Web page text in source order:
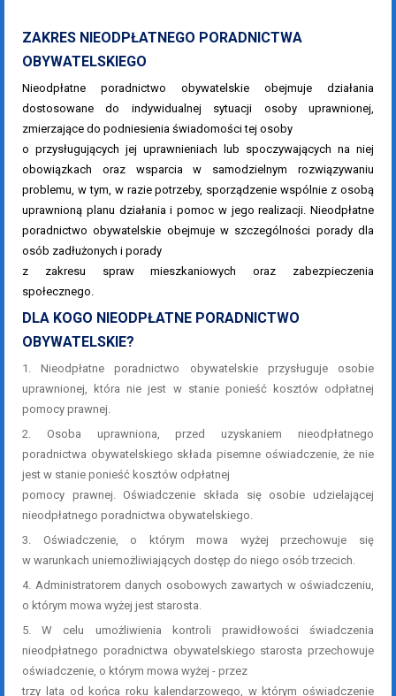
ZAKRES NIEODPŁATNEGO PORADNICTWA
OBYWATELSKIEGO
Nieodpłatne poradnictwo obywatelskie obejmuje działania
dostosowane do indywidualnej sytuacji osoby uprawnionej,
zmierzające do podniesienia świadomości tej osoby
o przysługujących jej uprawnieniach lub spoczywających na niej
obowiązkach oraz wsparcia w samodzielnym rozwiązywaniu
problemu, w tym, w razie potrzeby, sporządzenie wspólnie z osobą
uprawnioną planu działania i pomoc w jego realizacji. Nieodpłatne
poradnictwo obywatelskie obejmuje w szczególności porady dla
osób zadłużonych i porady
z zakresu spraw mieszkaniowych oraz zabezpieczenia
społecznego.
DLA KOGO NIEODPŁATNE PORADNICTWO
OBYWATELSKIE?
1. Nieodpłatne poradnictwo obywatelskie przysługuje osobie
uprawnionej, która nie jest w stanie ponieść kosztów odpłatnej
pomocy prawnej.
2. Osoba uprawniona, przed uzyskaniem nieodpłatnego
poradnictwa obywatelskiego składa pisemne oświadczenie, że nie
jest w stanie ponieść kosztów odpłatnej
pomocy prawnej. Oświadczenie składa się osobie udzielającej
nieodpłatnego poradnictwa obywatelskiego.
3. Oświadczenie, o którym mowa wyżej przechowuje się
w warunkach uniemożliwiających dostęp do niego osób trzecich.
4. Administratorem danych osobowych zawartych w oświadczeniu,
o którym mowa wyżej jest starosta.
5. W celu umożliwienia kontroli prawidłowości świadczenia
nieodpłatnego poradnictwa obywatelskiego starosta przechowuje
oświadczenie, o którym mowa wyżej - przez
trzy lata od końca roku kalendarzowego, w którym oświadczenie